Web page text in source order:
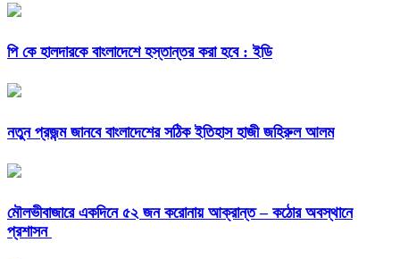
পি কে হালদারকে বাংলাদেশে হস্তান্তর করা হবে : ইডি
নতুন প্রজন্ম জানবে বাংলাদেশের সঠিক ইতিহাস হাজী জহিরুল আলম
মৌলভীবাজারে একদিনে ৫২ জন করোনায় আক্রান্ত – কঠোর অবস্থানে
প্রশাসন